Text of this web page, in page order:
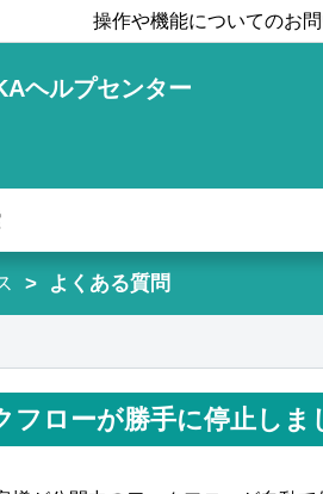
操作や機能についてのお
ヘルプセンター
よくある質問
フローが勝手に停止しま